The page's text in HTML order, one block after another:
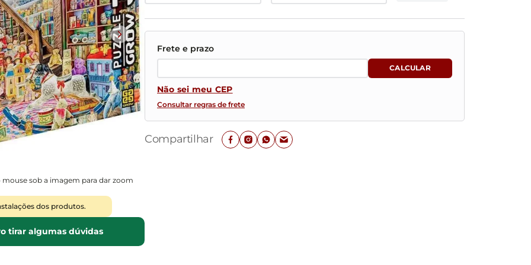
Baú Organizador
Ver todos
mouse sob a imagem para dar zoom
dos produtos.
tirar algumas dúvidas
Não sei meu CEP
Consultar regras de frete
Compartilhar